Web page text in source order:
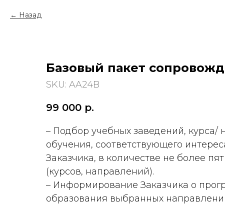
Назад
Базовый пакет
SKU: AA24B
99 000 р.
– Подбор учебных заведений, курса/
обучения, соответствующего
Заказчика, в количестве не более
(курсов, направлений).
– Информирование Заказчика о
образования выбранных